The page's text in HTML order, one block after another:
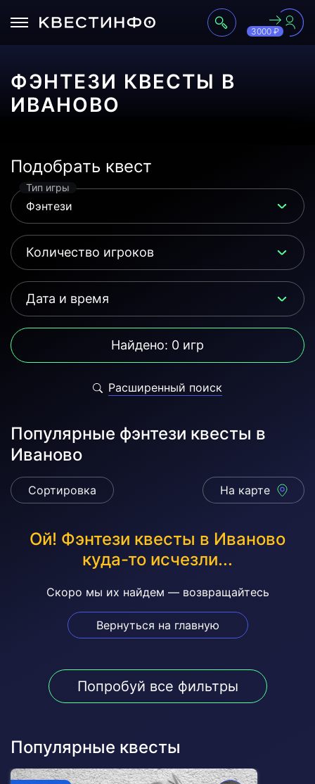
3000 ₽
ФЭНТЕЗИ КВЕСТЫ В
ИВАНОВО
Подобрать квест
Тип игры
Фэнтези
Количество игроков
Дата и время
Найдено: 0 игр
Расширенный поиск
Популярные фэнтези квесты в
Иваново
Сортировка На карте
Ой! Фэнтези квесты в Иваново
куда-то исчезли...
Скоро мы их найдем — возвращайтесь
Вернуться на главную
Попробуй все фильтры
Популярные квесты